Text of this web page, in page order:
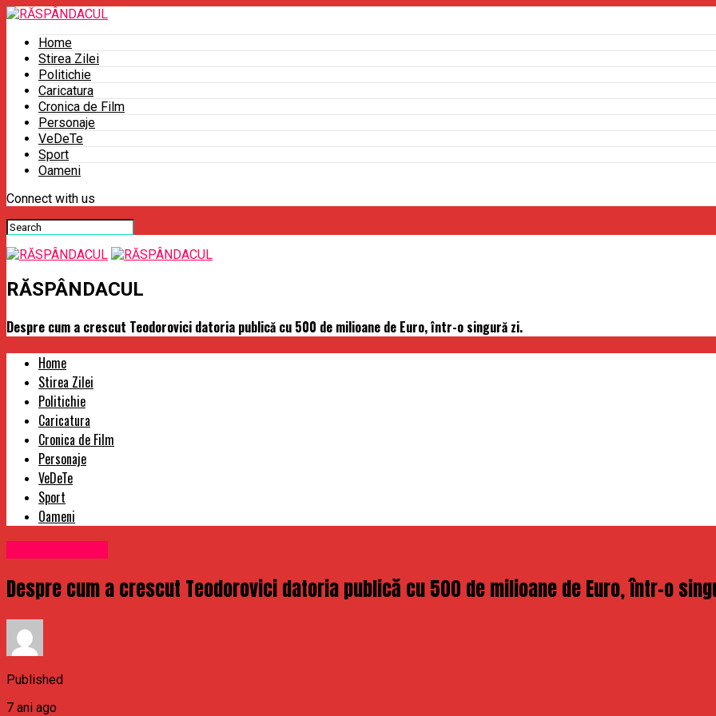
Home
Stirea Zilei
Politichie
Caricatura
Cronica de Film
Personaje
VeDeTe
Sport
Oameni
Connect with us
RĂSPÂNDACUL
Despre cum a crescut Teodorovici datoria publică cu 500 de milioane de Euro, într-o singură zi.
Home
Stirea Zilei
Politichie
Caricatura
Cronica de Film
Personaje
VeDeTe
Sport
Oameni
Despre cum a crescut Teodorovici datoria publică cu 500 de milioane de Euro, într-o
Published
7 ani ago